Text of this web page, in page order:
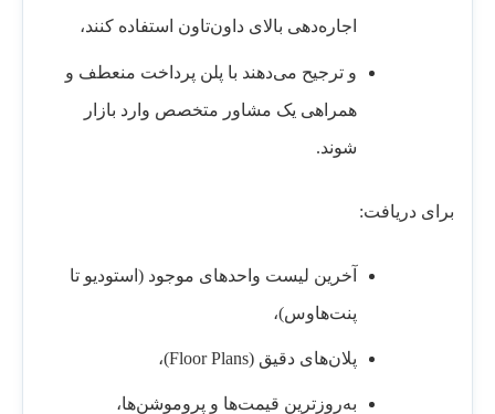
اجاره‌دهی بالای داون‌تاون استفاده کنند،
و ترجیح می‌دهند با پلن پرداخت منعطف و
همراهی یک مشاور متخصص وارد بازار
شوند.
برای دریافت:
آخرین لیست واحدهای موجود (استودیو تا
پنت‌هاوس)،
پلان‌های دقیق (Floor Plans)،
به‌روزترین قیمت‌ها و پروموشن‌ها،